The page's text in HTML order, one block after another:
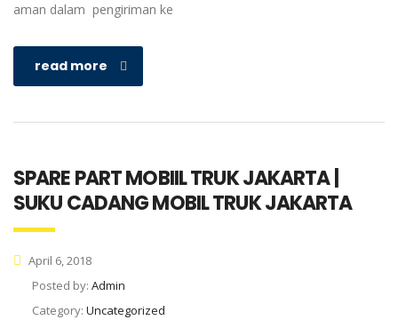
aman dalam pengiriman ke
read more
SPARE PART MOBIIL TRUK JAKARTA |
SUKU CADANG MOBIL TRUK JAKARTA
April 6, 2018
Posted by: Admin
Category: Uncategorized